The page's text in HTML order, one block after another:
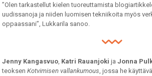
”Olen tarkastellut kielen tuoreuttamista
uudissanoja ja niiden luomisen tekniikoita myös
oppaassani”, Lukkarila sanoo.
Jenny Kangasvuo, Katri Rauanjoki jaJonna
teoksenKotvimisen vallankumous, jossa he